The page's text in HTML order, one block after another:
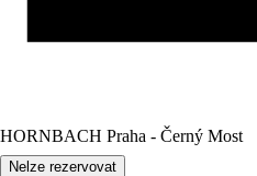
HORNBACH Praha - Černý Most
Nelze rezervovat